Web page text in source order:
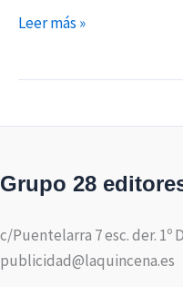
Leer más »
Grupo 28
c/Puentelarra 7 esc. der. 1º
publicidad@laquincena.es